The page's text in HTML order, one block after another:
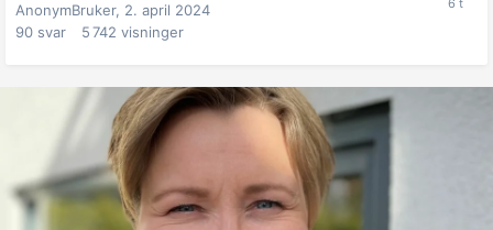
AnonymBruker, 2. april 2024
90 svar 5 742 visninger